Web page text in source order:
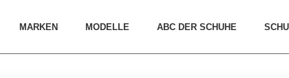
MARKEN MODELLE ABC DER SCHUHE